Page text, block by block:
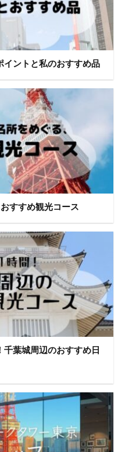
イントと私のおすすめ品
すすめ観光コース
葉城周辺のおすすめ日